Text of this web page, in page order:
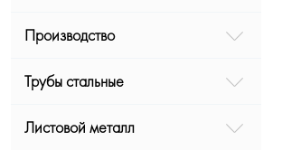
Производство
Трубы стальные
Листовой металл